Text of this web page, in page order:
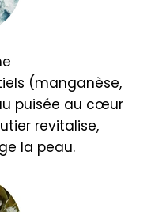
(manganèse,
puisée au cœur
revitalise,
la peau.